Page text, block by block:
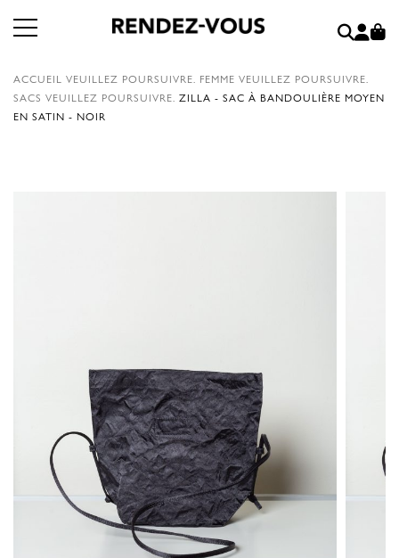
ACCUEIL VEUILLEZ POURSUIVRE. FEMME VEUILLEZ POURSUIVRE.
SACS VEUILLEZ POURSUIVRE. ZILLA - SAC À BANDOULIÈRE MOYEN
EN SATIN - NOIR